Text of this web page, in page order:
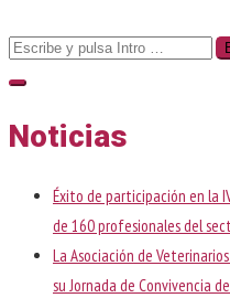
Buscar:
Noticias
Éxito de participación en la
de 160 profesionales del
La Asociación de
su Jornada de Convivencia